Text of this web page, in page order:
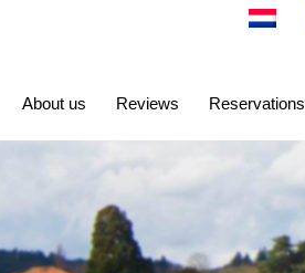
About us Reviews Reservations